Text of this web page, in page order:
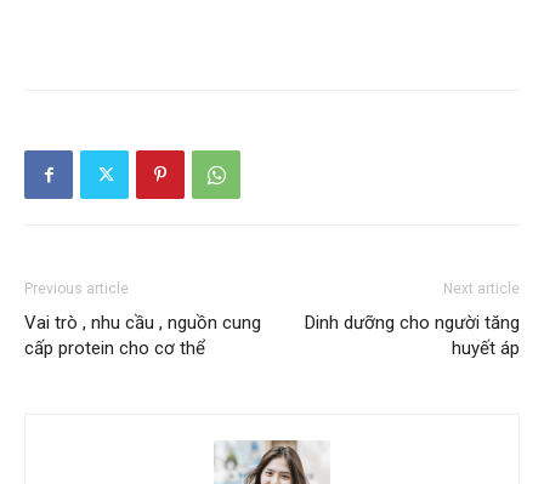
Previous article
Vai trò , nhu cầu , nguồn cung
cấp protein cho cơ thể
Next article
Dinh dưỡng cho người tăng
huyết áp